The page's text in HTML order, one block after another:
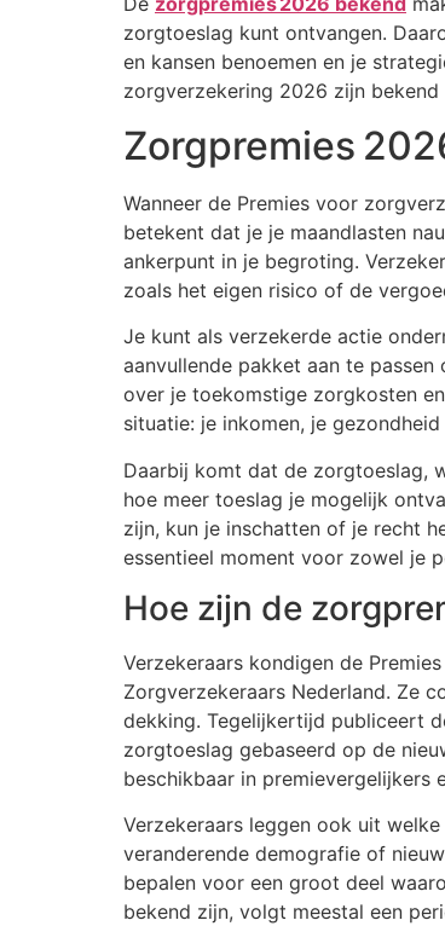
zorgtoeslag kunt ontvangen.
en kansen benoemen en je
zorgverzekering 2026 zijn bekend
Zorgpremies
Wanneer de Premies voor
betekent dat je je maandlasten
ankerpunt in je begroting.
zoals het eigen risico of de
Je kunt als verzekerde actie
aanvullende pakket aan te
over je toekomstige zorgkosten
situatie: je inkomen, je
Daarbij komt dat de zorgtoeslag,
hoe meer toeslag je mogelijk
zijn, kun je inschatten of je recht
essentieel moment voor zowel je
Hoe zijn de
Verzekeraars kondigen de
Zorgverzekeraars Nederland. Ze
dekking. Tegelijkertijd publiceert
zorgtoeslag gebaseerd op de
beschikbaar in premievergelijkers
Verzekeraars leggen ook uit
veranderende demografie of
bepalen voor een groot deel
bekend zijn, volgt meestal een